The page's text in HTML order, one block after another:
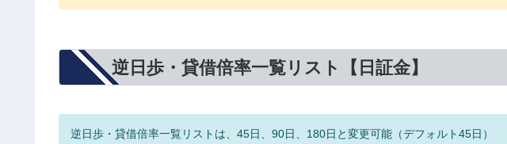
逆日歩・貸借倍率一覧リスト【日証金】
逆日歩・貸借倍率一覧リストは、45日、90日、180日と変更可能（デフォルト45日）